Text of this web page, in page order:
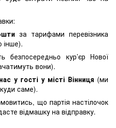
за тарифами перевізника
інше).
безпосередньо кур’єр Нової
вони).
у гості у місті Вінниця (ми
саме).
що партія настілочок
відмашку на відправку.